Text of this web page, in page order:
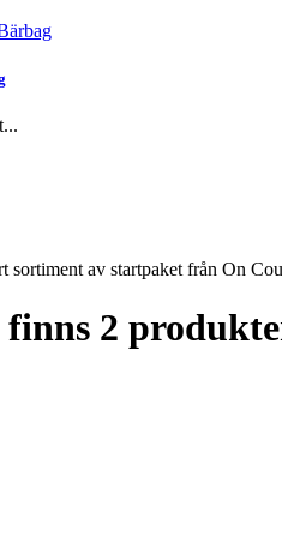
sortiment av startpaket från On
finns 2